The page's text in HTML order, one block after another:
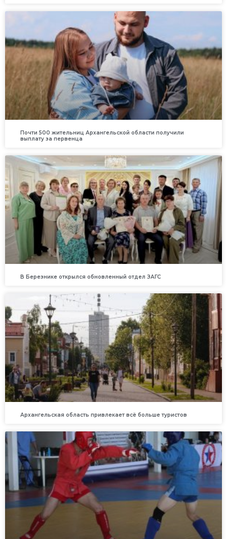
Почти 500 жительниц Архангельской области получили
выплату за первенца
В Березнике открылся обновленный отдел ЗАГС
Архангельская область привлекает всё больше туристов